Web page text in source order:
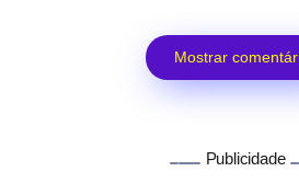
Mostrar
Publicidade